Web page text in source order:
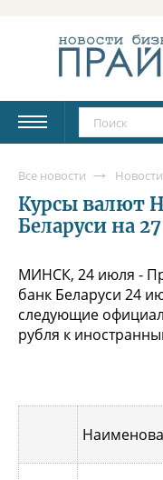
Все новости
Курсы валют
Беларуси на
МИНСК, 24 июля -
банк Беларуси 24
следующие
рубля к